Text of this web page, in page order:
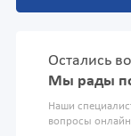
Остались
Мы рады
Наши
вопросы